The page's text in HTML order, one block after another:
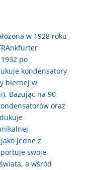
w 1928 roku
po
kondensatory
biernej w
Bazując na 90
oraz
jedne z
swoje
a wśród